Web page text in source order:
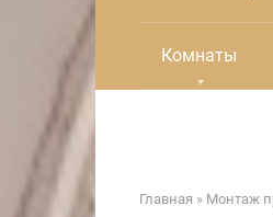
Комнаты
Главная » Монтаж